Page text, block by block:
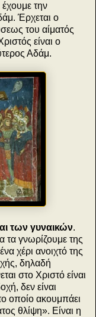
την
Έρχεται ο
του αίματός
είναι ο
Αδάμ.
των γυναικών.
τα γνωρίζουμε της
χέρι ανοιχτό της
δηλαδή
στο Χριστό είναι
δεν είναι
οποίο ακουμπάει
θλίψη». Είναι η